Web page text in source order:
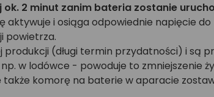
2 minut zanim bateria zostanie
i osiąga odpowiednie napięcie do
powietrza.
produkcji (długi termin przydatności) i są
w lodówce - powoduje to zmniejszenie
komorę na baterie w aparacie